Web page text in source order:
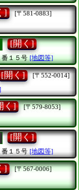
]
[〒581-0883]
[開く]
１５号 [地図等]
[開く]
[〒552-0014]
く]
[〒579-8053]
[開く]
１５号 [地図等]
]
[〒567-0006]